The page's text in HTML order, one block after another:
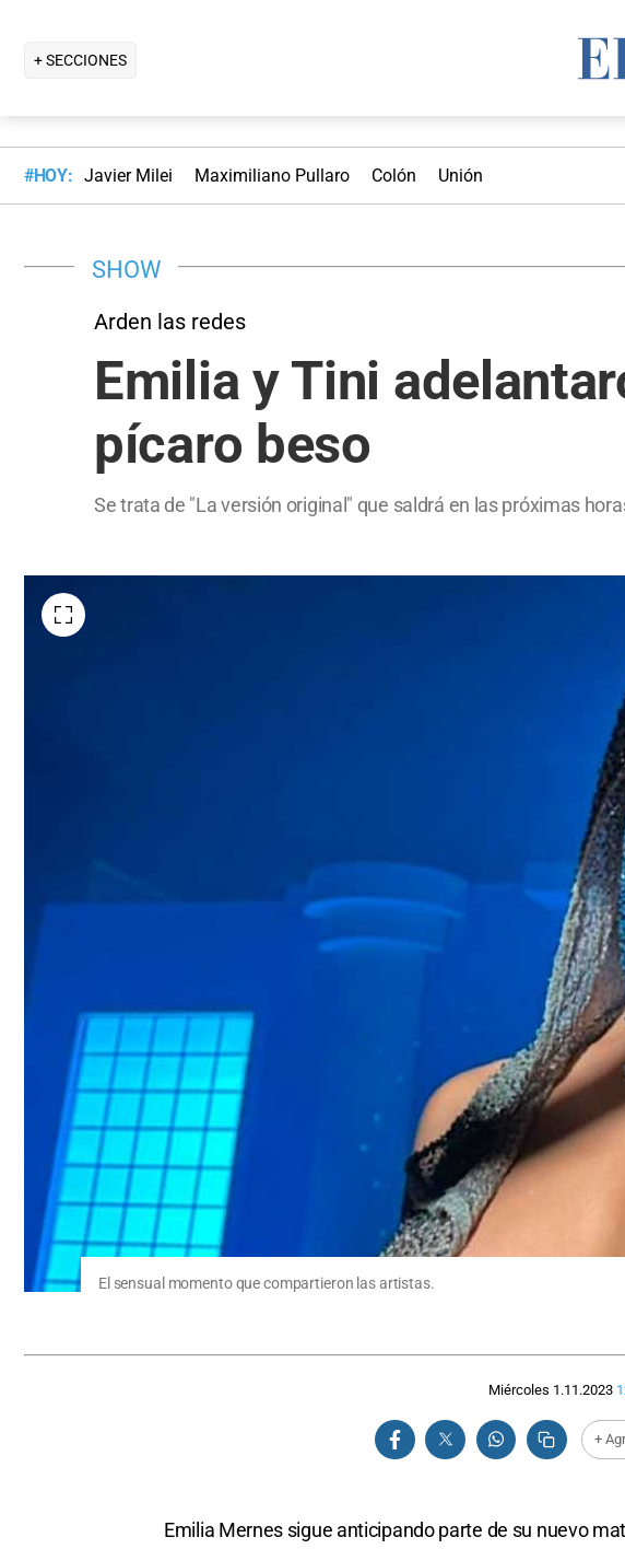
+ SECCIONES
#HOY: Javier Milei Maximiliano Pullaro Colón Unión
SHOW
Arden las redes
Emilia y Tini
pícaro beso
Se trata de "La versión original" que saldrá en las próximas
El sensual momento que compartieron las artistas.
Miércoles 1.11.2023
+
Emilia Mernes sigue anticipando parte de su nuevo